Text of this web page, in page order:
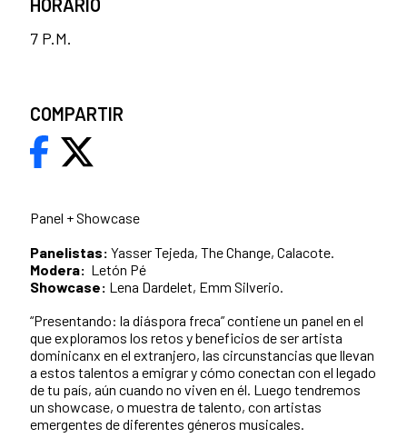
Panel + Showcase
Panelistas: Yasser Tejeda, The Change, Calacote.
Modera: Letón Pé
Showcase: Lena Dardelet, Emm Silverio.
“Presentando: la diáspora freca” contiene un panel en el
que exploramos los retos y beneficios de ser artista
dominicanx en el extranjero, las circunstancias que llevan
a estos talentos a emigrar y cómo conectan con el legado
de tu país, aún cuando no viven en él. Luego tendremos
un showcase, o muestra de talento, con artistas
emergentes de diferentes géneros musicales.
HORARIO
7 P.M.
COMPARTIR